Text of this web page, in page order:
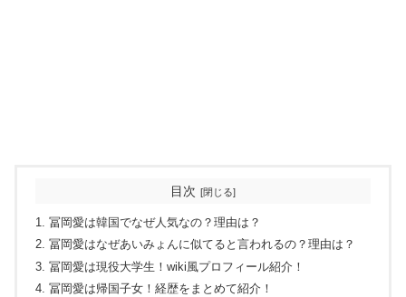
目次
冨岡愛は韓国でなぜ人気なの？理由は？
冨岡愛はなぜあいみょんに似てると言われるの？理由は？
冨岡愛は現役大学生！wiki風プロフィール紹介！
冨岡愛は帰国子女！経歴をまとめて紹介！